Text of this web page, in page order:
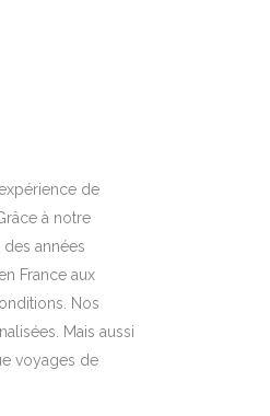
de
à notre
années
France aux
Nos
Mais aussi
voyages de